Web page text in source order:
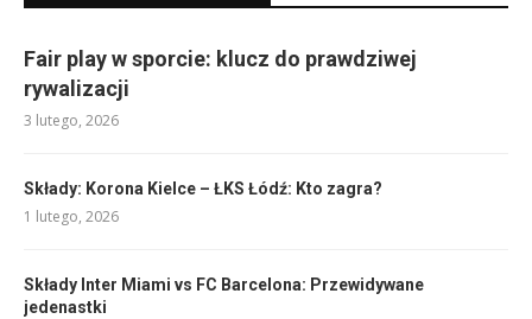
Fair play w sporcie: klucz do prawdziwej
rywalizacji
3 lutego, 2026
Składy: Korona Kielce – ŁKS Łódź: Kto zagra?
1 lutego, 2026
Składy Inter Miami vs FC Barcelona: Przewidywane
jedenastki